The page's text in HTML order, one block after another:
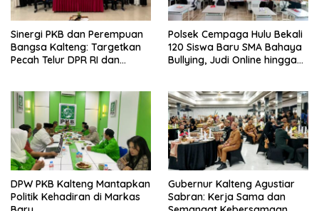
Sinergi PKB dan Perempuan
Bangsa Kalteng: Targetkan
Pecah Telur DPR RI dan
Polsek Cempaga Hulu Bekali
120 Siswa Baru SMA Bahaya
Bullying, Judi Online hingga
DPW PKB Kalteng Mantapkan
Politik Kehadiran di Markas
Gubernur Kalteng Agustiar
Sabran: Kerja Sama dan